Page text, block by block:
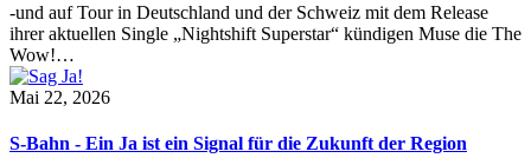
-und auf Tour in Deutschland und der Schweiz mit dem Release
ihrer aktuellen Single „Nightshift Superstar“ kündigen Muse die The
Wow!…
Mai 22, 2026
S-Bahn - Ein Ja ist ein Signal für die Zukunft der Region